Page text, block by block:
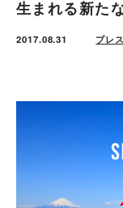
生まれる新た
2017.08.31 プレ